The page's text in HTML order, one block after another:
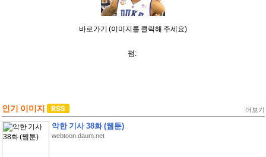
바로가기 (이미지를 클릭해 주세요)
펌:
인기 이미지 더보기
악한 기사 38화 (웹툰)
webtoon.daum.net